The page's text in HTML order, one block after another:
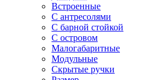
Встроенные
С антресолями
С барной стойкой
С островом
Малогабаритные
Модульные
Скрытые ручки